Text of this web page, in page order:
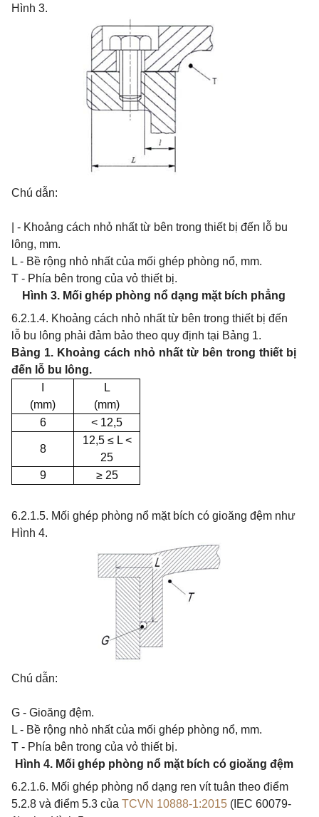
Hình 3.
Chú dẫn:
| - Khoảng cách nhỏ nhất từ bên trong thiết bị đến lỗ bu
lông, mm.
L - Bề rộng nhỏ nhất của mối ghép phòng nổ, mm.
T - Phía bên trong của vỏ thiết bị.
Hình 3. Mối ghép phòng nổ dạng mặt bích phẳng
6.2.1.4. Khoảng cách nhỏ nhất từ bên trong thiết bị đến
lỗ bu lông phải đảm bảo theo quy định tại Bảng 1.
Bảng 1. Khoảng cách nhỏ nhất từ bên trong thiết bị
đến lỗ bu lông.
(mm)
L
(mm)
6
< 12,5
8
12,5 ≤ L <
25
9
≥ 25
6.2.1.5. Mối ghép phòng nổ mặt bích có gioăng đệm như
Hình 4.
Chú dẫn:
G - Gioăng đệm.
L - Bề rộng nhỏ nhất của mối ghép phòng nổ, mm.
T - Phía bên trong của vỏ thiết bị.
Hình 4. Mối ghép phòng nổ mặt bích có gioăng đệm
6.2.1.6. Mối ghép phòng nổ dạng ren vít tuân theo điểm
5.2.8 và điểm 5.3 của TCVN 10888-1:2015 (IEC 60079-